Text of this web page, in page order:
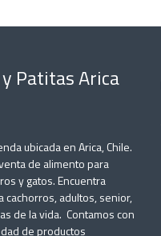
Patitas Arica
ubicada en Arica, Chile.
de alimento para
y gatos. Encuentra
cachorros, adultos, senior,
de la vida. Contamos con
de productos